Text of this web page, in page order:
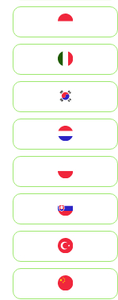
South Korea
United States
中國香港特別行政區